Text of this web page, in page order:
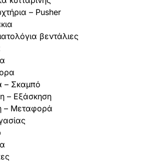
– Pusher
βεντάλιες
– Σκαμπό
– Εξάσκηση
– Μεταφορά